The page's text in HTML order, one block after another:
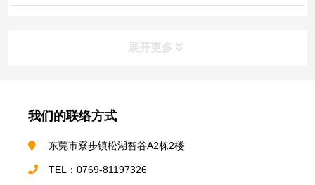
易。PTI三月的拓展活动，选择了去东莞的旗峰山，进
展开更多
我们的联络方式
东莞市寮步镇松湖智谷A2栋2楼
TEL：0769-81197326